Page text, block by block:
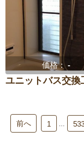
価格： -
ユニットバス交換
前へ 1